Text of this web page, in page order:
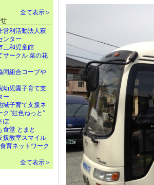
全て表示＞
営利活動法人萩
ンター
三和児童館
サークル 菜の花
同組合コープや
幼児園子育て支
ー
域子育て支援ネ
ク”虹色ねっと”
ぽ
食堂 とまと
援教室スマイル
育ネットワーク
全て表示＞